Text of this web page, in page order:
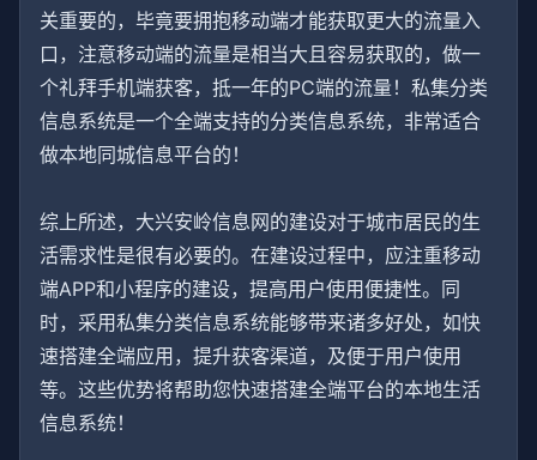
关重要的，毕竟要拥抱移动端才能获取更大的流量入
口，注意移动端的流量是相当大且容易获取的，做一
个礼拜手机端获客，抵一年的PC端的流量！私集分类
信息系统是一个全端支持的分类信息系统，非常适合
做本地同城信息平台的！
综上所述，大兴安岭信息网的建设对于城市居民的生
活需求性是很有必要的。在建设过程中，应注重移动
端APP和小程序的建设，提高用户使用便捷性。同
时，采用私集分类信息系统能够带来诸多好处，如快
速搭建全端应用，提升获客渠道，及便于用户使用
等。这些优势将帮助您快速搭建全端平台的本地生活
信息系统！